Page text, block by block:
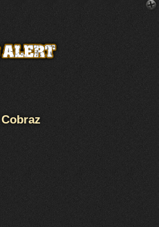
Cobraz